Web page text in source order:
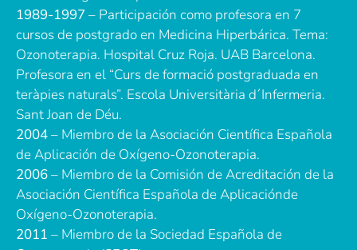
1989-1997 – Participación como profesora en 7
cursos de postgrado en Medicina Hiperbárica. Tema:
Ozonoterapia. Hospital Cruz Roja. UAB Barcelona.
Profesora en el “Curs de formació postgraduada en
teràpies naturals”. Escola Universitària d´Infermeria.
Sant Joan de Déu.
2004– Miembro de la Asociación Científica Española
de Aplicación de Oxígeno-Ozonoterapia.
2006– Miembro de la Comisión de Acreditación de la
Asociación Científica Española de Aplicaciónde
Oxígeno-Ozonoterapia.
2011 – Miembro de la Sociedad Española de